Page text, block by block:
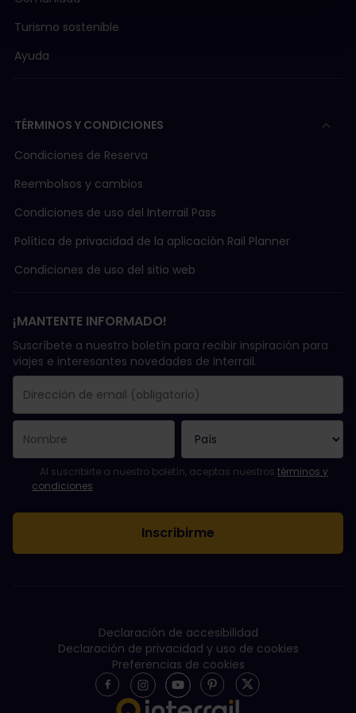
Turismo sostenible
Ayuda
TÉRMINOS Y CONDICIONES
Condiciones de Reserva
Reembolsos y cambios
Condiciones de uso del Interrail Pass
Política de privacidad de la aplicación Rail Planner
Condiciones de uso del sitio web
¡MANTENTE INFORMADO!
Suscríbete a nuestro boletín para recibir inspiración para
viajes e interesantes novedades de Interrail.
Se suscribió con éxito.
El campo de dirección de email es obligatorio.
La dirección de email no es válida.
Ha habido un fallo al suscribirte al boletín. Vuelve a intentarlo
¡Ya te has suscrito a este boletín!
Acepta los términos y condiciones para suscribirte al boletín
Al suscribirte a nuestro boletín, aceptas nuestros términos y
condiciones.
Declaración de accesibilidad
Declaración de privacidad y uso de cookies
Preferencias de cookies